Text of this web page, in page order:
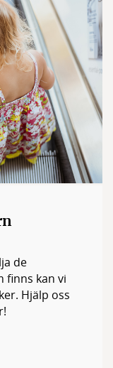
de
finns kan vi
Hjälp oss